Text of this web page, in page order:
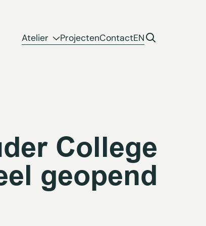
Atelier ProjectenContactEN
College
geopend